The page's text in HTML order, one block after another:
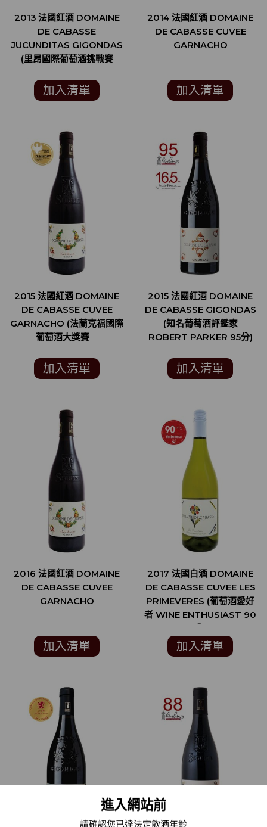
進入網站前
請確認您已達法定飲酒年齡
2013 法國紅酒 DOMAINE
DE CABASSE
JUCUNDITAS GIGONDAS
(里昂國際葡萄酒挑戰賽
INTERNATIONAL DE
LYON 金牌)
加入清單
2014 法國紅酒 DOMAINE
DE CABASSE CUVEE
GARNACHO
加入清單
2015 法國紅酒 DOMAINE
DE CABASSE CUVEE
GARNACHO (法蘭克福國際
葡萄酒大獎賽
INTERNATIONAL
TROPHY 金牌)
加入清單
2015 法國紅酒 DOMAINE
DE CABASSE GIGONDAS
(知名葡萄酒評鑑家
ROBERT PARKER 95分)
加入清單
2016 法國紅酒 DOMAINE
DE CABASSE CUVEE
GARNACHO
加入清單
2017 法國白酒 DOMAINE
DE CABASSE CUVEE LES
PRIMEVERES (葡萄酒愛好
者 WINE ENTHUSIAST 90
加入清單